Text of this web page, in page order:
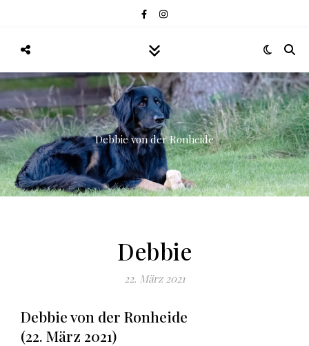
Debbie von der Ronheide
Debbie
22. März 2021
Debbie von der Ronheide
(22. März 2021)